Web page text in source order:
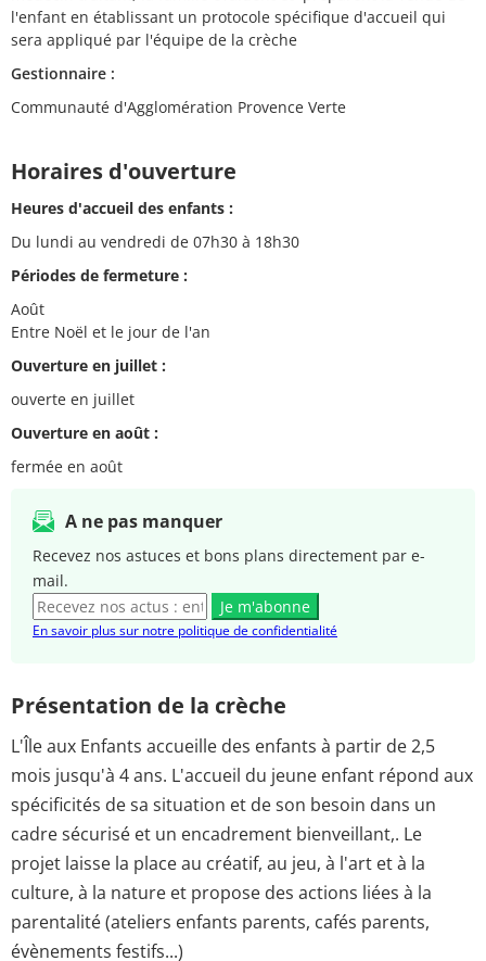
l'enfant en établissant un protocole spécifique d'accueil qui
sera appliqué par l'équipe de la crèche
Gestionnaire :
Communauté d'Agglomération Provence Verte
Horaires d'ouverture
Heures d'accueil des enfants :
Du lundi au vendredi de 07h30 à 18h30
Périodes de fermeture :
Août
Entre Noël et le jour de l'an
Ouverture en juillet :
ouverte en juillet
Ouverture en août :
fermée en août
A ne pas manquer
Recevez nos astuces et bons plans directement par e-
mail.
Je m'abonne
En savoir plus sur notre politique de confidentialité
Présentation de la crèche
L'Île aux Enfants accueille des enfants à partir de 2,5
mois jusqu'à 4 ans. L'accueil du jeune enfant répond aux
spécificités de sa situation et de son besoin dans un
cadre sécurisé et un encadrement bienveillant,. Le
projet laisse la place au créatif, au jeu, à l'art et à la
culture, à la nature et propose des actions liées à la
parentalité (ateliers enfants parents, cafés parents,
évènements festifs...)